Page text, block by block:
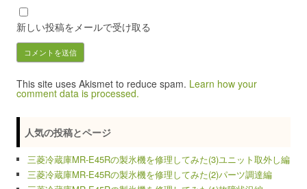
新しい投稿をメールで受け取る
This site uses Akismet to reduce spam. Learn how your
comment data is processed.
人気の投稿とページ
三菱冷蔵庫MR-E45Rの製氷機を修理してみた(3)ユニット取外し編
三菱冷蔵庫MR-E45Rの製氷機を修理してみた(2)パーツ調達編